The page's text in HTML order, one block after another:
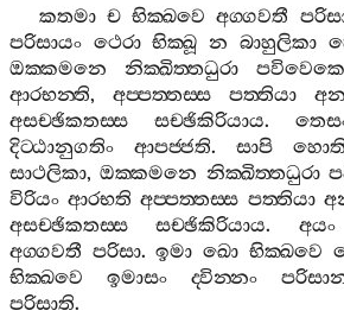
කතමා ච භික‍්ඛවෙ අග‍්ගවතී
පරිසායං ථෙරා භික‍්ඛූ න බාහුලිකා
ඔක‍්කමනෙ
නික‍්ඛිත‍්තධුරා පවිවෙකෙ
ආරභන‍්ති, අප‍්පත‍්තස‍්ස පත‍්තියා
අසච‍්ඡිකතස‍්ස
සච‍්ඡිකිරියාය.
දිට‍්ඨානුගතිං
ආපජ‍්ජති. සාපි හොති
සාථලිකා,ඔක‍්කමනෙ නික‍්ඛිත‍්තධුරා
විරියං ආරභති අප‍්පත‍්තස‍්ස පත‍්තියා
අසච‍්ඡිකතස‍්ස
සච‍්ඡිකිරියාය. අයං
අග‍්ගවතී පරිසා.ඉමා ඛො භික‍්ඛවෙ
භික‍්ඛවෙ
ඉමාසං ද‍්වින‍්නං
පරිසාති.